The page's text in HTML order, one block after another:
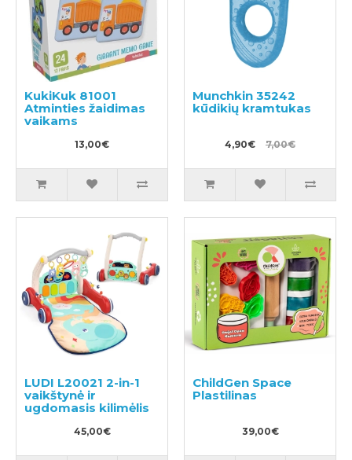
KukiKuk 81001
Atminties žaidimas
vaikams
13,00€
Munchkin 35242
kūdikių kramtukas
4,90€ 7,00€
LUDI L20021 2-in-1
vaikštynė ir
ugdomasis kilimėlis
45,00€
ChildGen Space
Plastilinas
39,00€